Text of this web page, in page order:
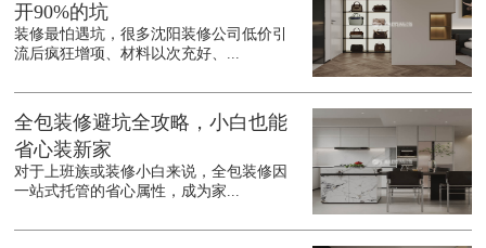
开90%的坑
装修最怕遇坑，很多沈阳装修公司低价引
流后疯狂增项、材料以次充好、...
全包装修避坑全攻略，小白也能
省心装新家
对于上班族或装修小白来说，全包装修因
一站式托管的省心属性，成为家...